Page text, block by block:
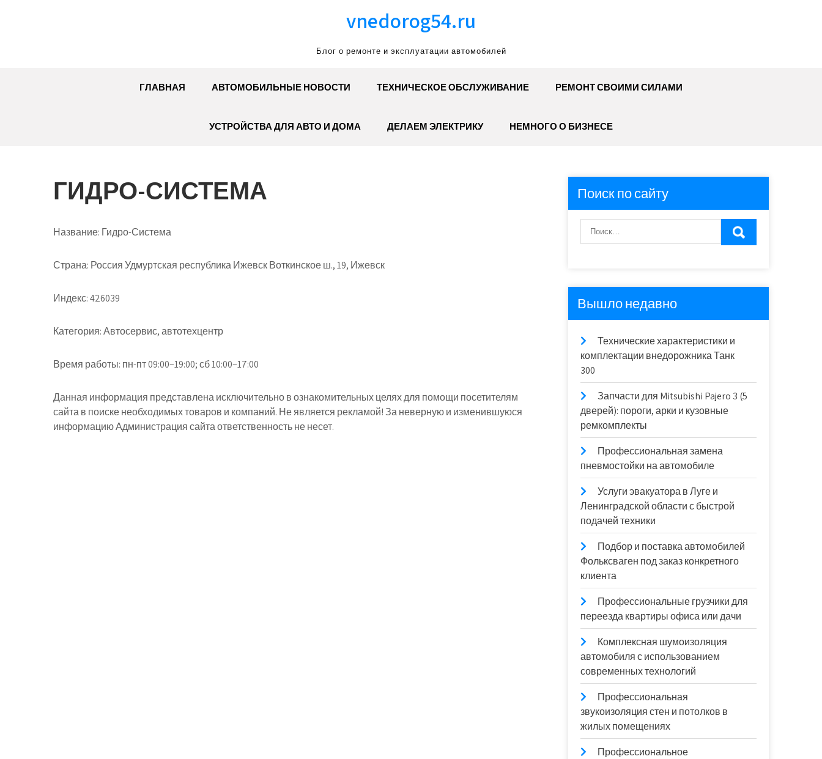
vnedorog54.ru
Блог о ремонте и эксплуатации автомобилей
ГЛАВНАЯ АВТОМОБИЛЬНЫЕ НОВОСТИ ТЕХНИЧЕСКОЕ ОБСЛУЖИВАНИЕ РЕМОНТ СВОИМИ СИЛАМИ
УСТРОЙСТВА ДЛЯ АВТО И ДОМА ДЕЛАЕМ ЭЛЕКТРИКУ НЕМНОГО О БИЗНЕСЕ
ГИДРО-СИСТЕМА
Название: Гидро-Система
Страна: Россия Удмуртская республика Ижевск Воткинское ш., 19, Ижевск
Индекс:426039
Категория:Автосервис, автотехцентр
Время работы: пн-пт 09:00–19:00; сб 10:00–17:00
Данная информация представлена исключительно в ознакомительных целях для помощи посетителям
сайта в поиске необходимых товаров и компаний. Не является рекламой! За неверную и изменившуюся
информацию Администрация сайта ответственность не несет.
Поиск по сайту
Вышло недавно
Технические характеристики и
комплектации внедорожника Танк
300
Запчасти для Mitsubishi Pajero 3 (5
дверей): пороги, арки и кузовные
ремкомплекты
Профессиональная замена
пневмостойки на автомобиле
Услуги эвакуатора в Луге и
Ленинградской области с быстрой
подачей техники
Подбор и поставка автомобилей
Фольксваген под заказ конкретного
клиента
Профессиональные грузчики для
переезда квартиры офиса или дачи
Комплексная шумоизоляция
автомобиля с использованием
современных технологий
Профессиональная
звукоизоляция стен и потолков в
жилых помещениях
Профессиональное